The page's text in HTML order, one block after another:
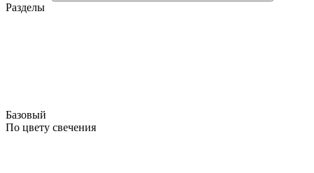
Разделы
Базовый
По цвету свечения